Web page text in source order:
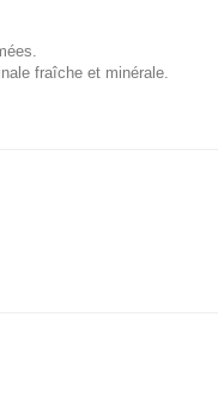
fraîche et minérale.